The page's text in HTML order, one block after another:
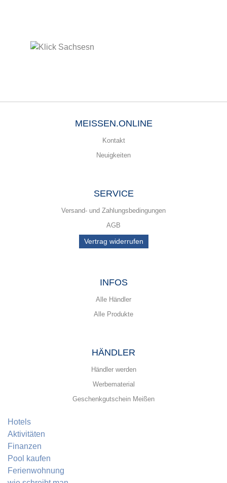
MEISSEN.ONLINE
Kontakt
Neuigkeiten
SERVICE
Versand- und Zahlungsbedingungen
AGB
Vertrag widerrufen
INFOS
Alle Händler
Alle Produkte
HÄNDLER
Händler werden
Werbematerial
Geschenkgutschein Meißen
Hotels
Aktivitäten
Finanzen
Pool kaufen
Ferienwohnung